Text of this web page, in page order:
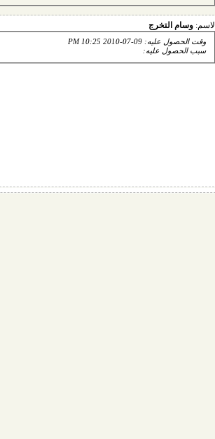
الاسم:وسام التخرج
وقت الحصول عليه: 09-07-2010 10:25 PM
سبب الحصول عليه: